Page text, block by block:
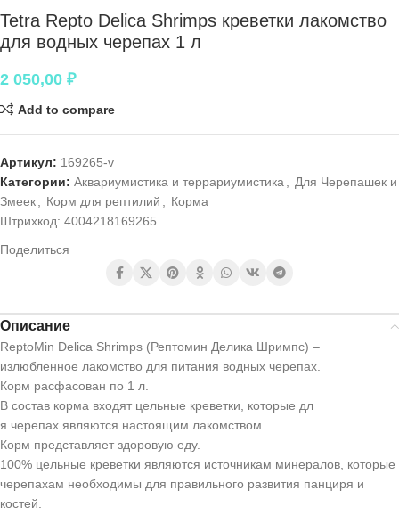
Tetra Repto Delica Shrimps креветки лакомство
для водных черепах 1 л
2 050,00 ₽
Add to compare
Артикул: 169265-v
Категории: Аквариумистика и террариумистика
Для Черепашек и
Змеек
Корм для рептилий
Корма
Штрихкод: 4004218169265
Поделиться
Описание
ReptoMin Delica Shrimps (Рептомин Делика Шримпс) –
излюбленное лакомство для питания водных черепах.
Корм расфасован по 1 л.
В состав корма входят цельные креветки, которые дл
я черепах являются настоящим лакомством.
Корм представляет здоровую еду.
100% цельные креветки являются источникам минералов, которые
черепахам необходимы для правильного развития панциря и
костей.